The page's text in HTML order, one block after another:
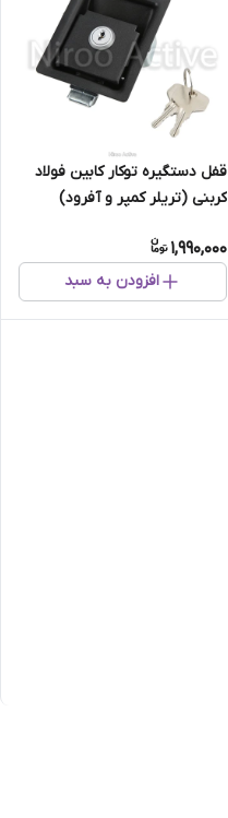
قفل دستگیره توکار کابین فولاد
کربنی (تریلر کمپر و آفرود)
1,990,000
افزودن به سبد